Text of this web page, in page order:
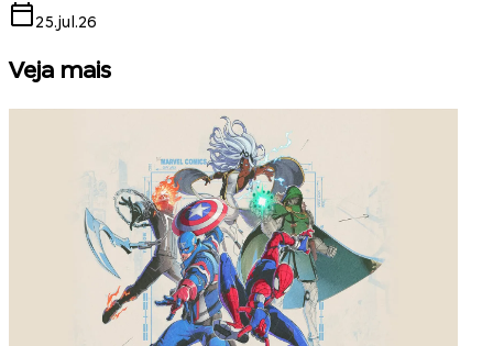
25.jul.26
Veja mais